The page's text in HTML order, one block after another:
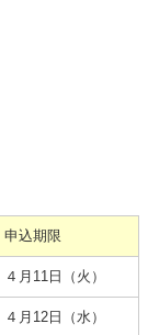
申込期限
４月11日（火）
４月12日（水）